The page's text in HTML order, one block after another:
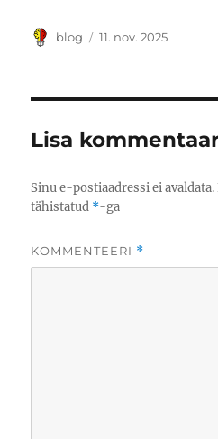
Autor
blog Postitatud
11. nov. 2025
Lisa
Sinu e-postiaadressi ei avaldata.
tähistatud *-ga
KOMMENTEERI *